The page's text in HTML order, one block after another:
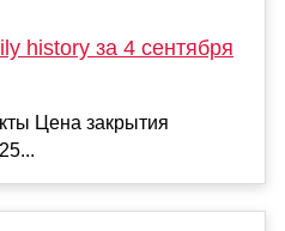
history за 4 сентября
Цена закрытия